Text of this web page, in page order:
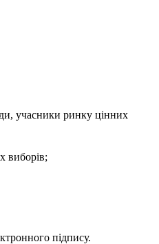
учасники ринку цінних
виборів;
підпису.